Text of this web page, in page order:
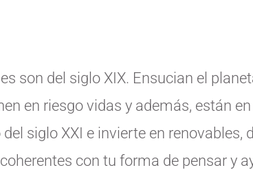
son del siglo XIX. Ensucian el
en riesgo vidas y además, están
siglo XXI e invierte en renovables,
con tu forma de pensar y